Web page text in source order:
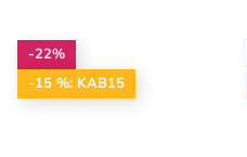
-22%
-15 %: KAB15